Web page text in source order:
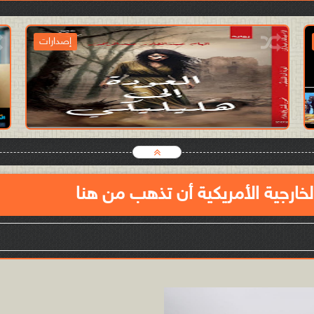
إصدارات
2024-12-26
آدمن الموقع
الأمريكية أن تذهب من هنا